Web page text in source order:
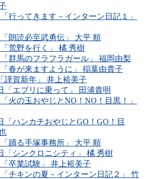
行ってきます－インターン日記１」
「朗読必至武勇伝」 大平 順
荒野を行く」 橘 秀樹
「群馬のフラフラガール」 福岡由梨
「春が来ますように」 稲葉由貴子
謹賀新年」 井上裕美子
「エブリに乗って」 田浦貴明
火の玉おやじとNO！NO！目黒！」
「ハンカチおやじとGO！GO！目
「踊る手塚事務所」 大平 順
「シンクロニシティ」 橘 秀樹
卒業試験」 井上裕美子
「チキンの夏－インターン日記２」 竹